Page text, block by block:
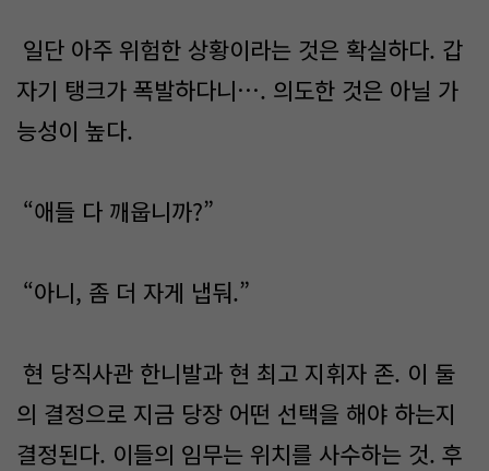
일단 아주 위험한 상황이라는 것은 확실하다. 갑
자기 탱크가 폭발하다니…. 의도한 것은 아닐 가
능성이 높다.
“애들 다 깨웁니까?”
“아니, 좀 더 자게 냅둬.”
현 당직사관 한니발과 현 최고 지휘자 존. 이 둘
의 결정으로 지금 당장 어떤 선택을 해야 하는지
결정된다. 이들의 임무는 위치를 사수하는 것. 후